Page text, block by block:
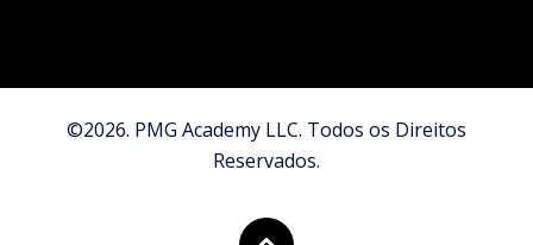
©2026. PMG Academy LLC. Todos os Direitos
Reservados.